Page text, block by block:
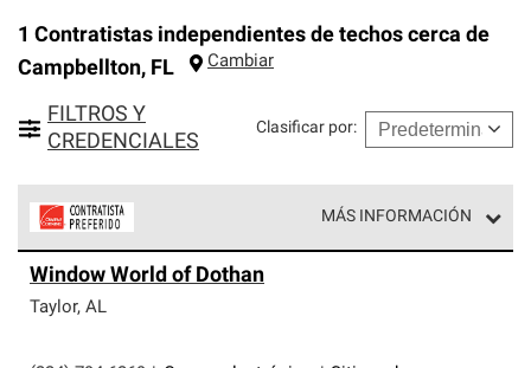
1 Contratistas independientes de techos cerca de
Campbellton, FL Cambiar
FILTROS Y
CREDENCIALES
Clasificar por:
MÁS INFORMACIÓN
parte de una red exclusiva de profesionales de techos
que cumplen con altos estándares y requisitos estrictos
Window World of Dothan
Taylor, AL